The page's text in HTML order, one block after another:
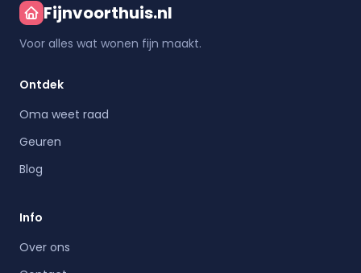
Fijnvoorthuis.nl
Voor alles wat wonen fijn maakt.
Ontdek
Oma weet raad
Geuren
Blog
Info
Over ons